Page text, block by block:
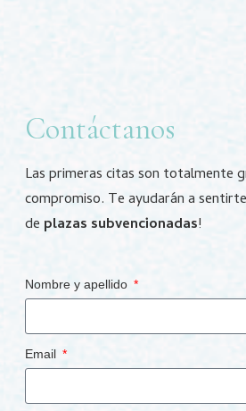
Contáctanos
Las primeras citas son totalmente
compromiso. Te ayudarán a
de plazas subvencionadas!
Nombre y apellido
Email